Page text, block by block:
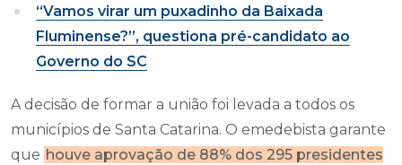
“Vamos virar um puxadinho da Baixada
Fluminense?”, questiona pré-candidato ao
Governo do SC
A decisão de formar a união foi levada a todos os
municípios de Santa Catarina. O emedebista garante
que houve aprovação de 88% dos 295 presidentes